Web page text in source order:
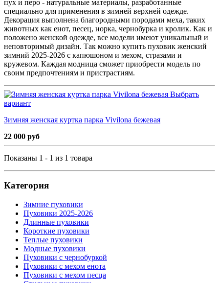
пух и перо - натуральные материалы, разработанные
специально для применения в зимней верхней одежде.
Декорация выполнена благородными породами меха, таких
животных как енот, песец, норка, чернобурка и кролик. Как и
положено женской одежде, все модели имеют уникальный и
неповторимый дизайн. Так можно купить пуховик женский
зимний 2025-2026 с капюшоном и мехом, стразами и
кружевом. Каждая модница сможет приобрести модель по
своим предпочтениям и пристрастиям.
Выбрать
вариант
Зимняя женская куртка парка Vivilona бежевая
22 000 руб
Показаны 1 - 1 из 1 товара
Категория
Зимние пуховики
Пуховики 2025-2026
Длинные пуховики
Короткие пуховики
Теплые пуховики
Модные пуховики
Пуховики с чернобуркой
Пуховики с мехом енота
Пуховики с мехом песца